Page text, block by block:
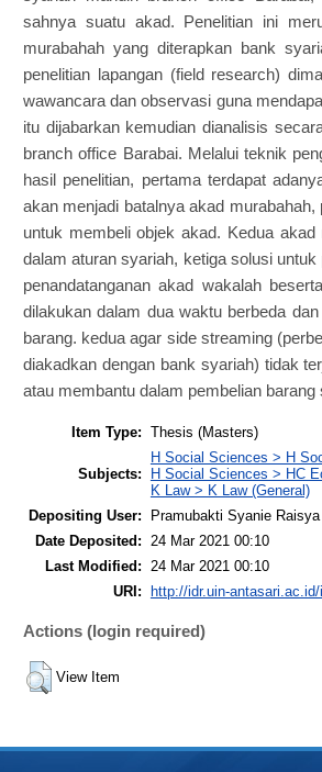
sahnya suatu akad. Penelitian ini
murabahah yang diterapkan bank
penelitian lapangan (field research)
wawancara dan observasi guna
itu dijabarkan kemudian dianalisis
branch office Barabai. Melalui teknik
hasil penelitian, pertama terdapat
akan menjadi batalnya akad
untuk membeli objek akad. Kedua
dalam aturan syariah, ketiga solusi
penandatanganan akad wakalah
dilakukan dalam dua waktu berbeda
barang. kedua agar side streaming
diakadkan dengan bank syariah) tidak
atau membantu dalam pembelian
Item Type: Thesis (Masters)
Subjects:
H Social Sciences > H
H Social Sciences > HC
K Law > K Law (General)
Depositing User:
Pramubakti Syanie Raisya
Date Deposited:
24 Mar 2021 00:10
Last Modified:
24 Mar 2021 00:10
URI: http://idr.uin-
Actions (login required)
View Item